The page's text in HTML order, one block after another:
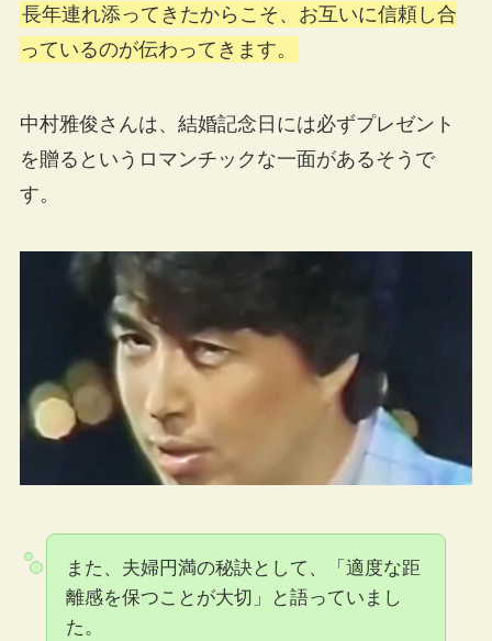
長年連れ添ってきたからこそ、お互いに信頼し合
っているのが伝わってきます。
中村雅俊さんは、結婚記念日には必ずプレゼント
を贈るというロマンチックな一面があるそうで
す。
また、夫婦円満の秘訣として、「適度な距
離感を保つことが大切」と語っていまし
た。